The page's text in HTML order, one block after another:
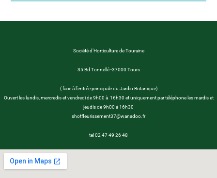
Société d’Horticulture de Touraine
35 Bd Tonnellé -37000 Tours
( face à l’entrée principale du Jardin Botanique)
Ouvert les lundis, mercredis et vendredi de 9h00 à 16h30 et uniquement par téléphone les mardis et
jeudis de 9h00 à 16h30
shotfleurissement37@wanadoo.fr
tel 02 47 49 26 48